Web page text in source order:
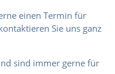
einen Termin für
Sie uns ganz
sind immer gerne für